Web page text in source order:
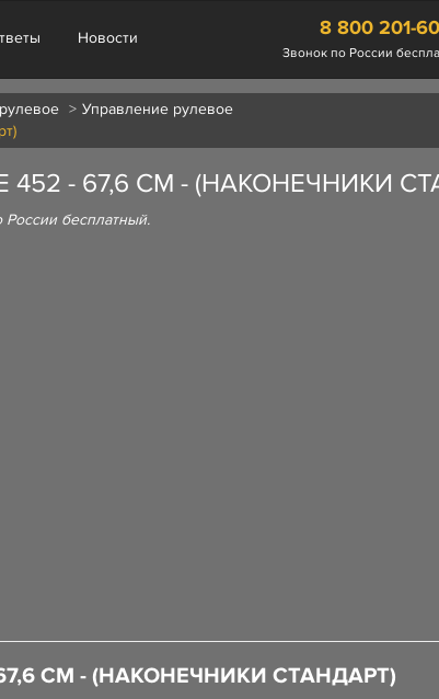
Новости 8 800 201-
Звонок по России
Управление рулевое
- 67,6 СМ - (НАКОНЕЧНИКИ
России бесплатный.
СМ - (НАКОНЕЧНИКИ СТАНДАРТ)